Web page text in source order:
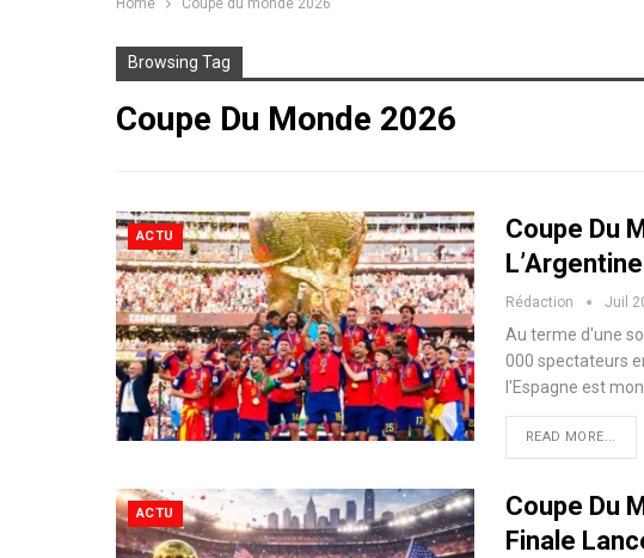
Home Coupe du monde 2026
Browsing Tag
Coupe Du Monde 2026
ACTU
Coupe Du
Rédaction Juil
Au terme d'une
000 spectateurs
l'Espagne est
READ MORE...
ACTU
Coupe Du
Finale